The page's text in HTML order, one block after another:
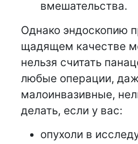
вмешательства.
Однако эндоскопию
щадящем качестве
нельзя считать
любые операции,
малоинвазивные,
делать, если у вас:
опухоли в